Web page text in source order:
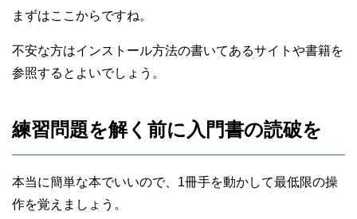
まずはここからですね。
不安な方はインストール方法の書いてあるサイトや書籍を
参照するとよいでしょう。
練習問題を解く前に入門書の読破を
本当に簡単な本でいいので、1冊手を動かして最低限の操
作を覚えましょう。